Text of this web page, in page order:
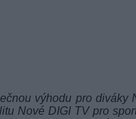
výhodu pro diváky
Nové DIGI TV pro